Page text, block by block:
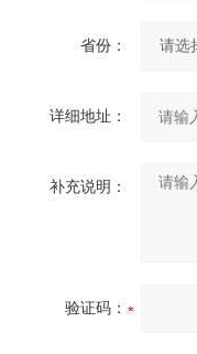
省份：
详细地址：
补充说明：
验证码：